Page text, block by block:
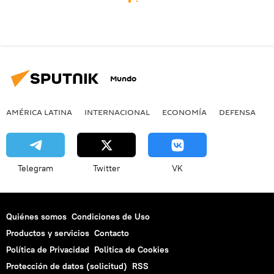
Mundo
AMÉRICA LATINA INTERNACIONAL ECONOMÍA DEFENSA
Telegram Twitter VK
Quiénes somos Condiciones de Uso
Productos y servicios Contacto
Política de Privacidad Politica de Cookies
Protección de datos (solicitud) RSS